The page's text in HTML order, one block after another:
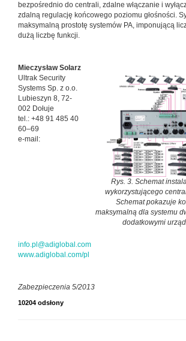
bezpośrednio do centrali, zdalne włączanie i
zdalną regulację końcowego poziomu głośności.
maksymalną prostotę systemów PA, imponującą
dużą liczbę funkcji.
Rys. 3. Schemat
wykorzystującego
Schemat pokazuje
maksymalną dla systemu
dodatkowymi
Mieczysław Solarz
Ultrak Security
Systems Sp. z o.o.
Lubieszyn 8, 72-
002 Dołuje
tel.: +48 91 485 40
60–69
e-mail:
info.pl@adiglobal.com
www.adiglobal.com/pl
Zabezpieczenia 5/2013
10204 odsłony